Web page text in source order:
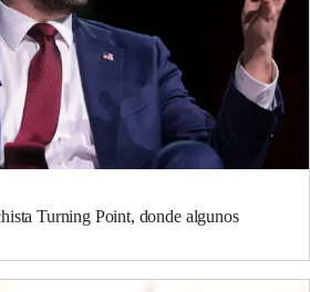
Turning Point, donde algunos